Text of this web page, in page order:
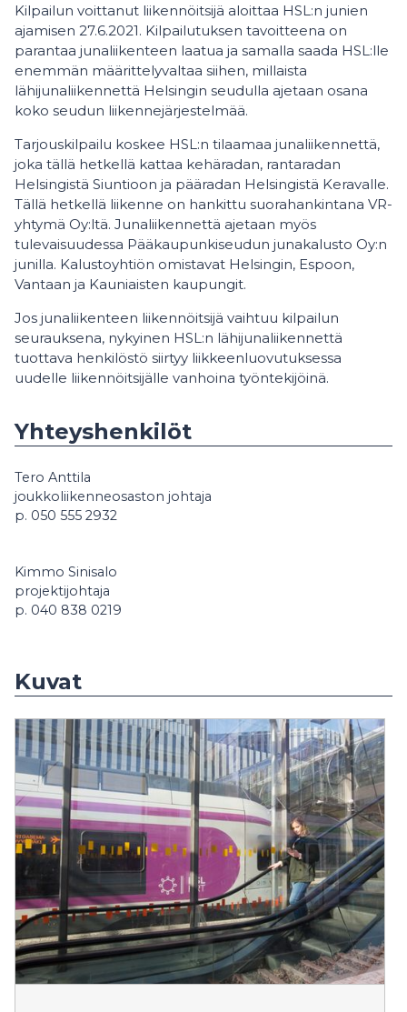
Kilpailun voittanut liikennöitsijä aloittaa HSL:n junien
ajamisen 27.6.2021. Kilpailutuksen tavoitteena on
parantaa junaliikenteen laatua ja samalla saada HSL:lle
enemmän määrittelyvaltaa siihen, millaista
lähijunaliikennettä Helsingin seudulla ajetaan osana
koko seudun liikennejärjestelmää.
Tarjouskilpailu koskee HSL:n tilaamaa junaliikennettä,
joka tällä hetkellä kattaa kehäradan, rantaradan
Helsingistä Siuntioon ja pääradan Helsingistä Keravalle.
Tällä hetkellä liikenne on hankittu suorahankintana VR-
yhtymä Oy:ltä. Junaliikennettä ajetaan myös
tulevaisuudessa Pääkaupunkiseudun junakalusto Oy:n
junilla. Kalustoyhtiön omistavat Helsingin, Espoon,
Vantaan ja Kauniaisten kaupungit.
Jos junaliikenteen liikennöitsijä vaihtuu kilpailun
seurauksena, nykyinen HSL:n lähijunaliikennettä
tuottava henkilöstö siirtyy liikkeenluovutuksessa
uudelle liikennöitsijälle vanhoina työntekijöinä.
Yhteyshenkilöt
Tero Anttila
joukkoliikenneosaston johtaja
p. 050 555 2932
Kimmo Sinisalo
projektijohtaja
p. 040 838 0219
Kuvat